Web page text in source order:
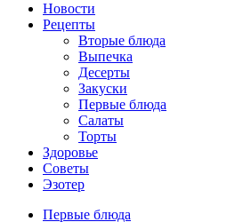
Новости
Рецепты
Вторые блюда
Выпечка
Десерты
Закуски
Первые блюда
Салаты
Торты
Здоровье
Советы
Эзотер
Первые блюда